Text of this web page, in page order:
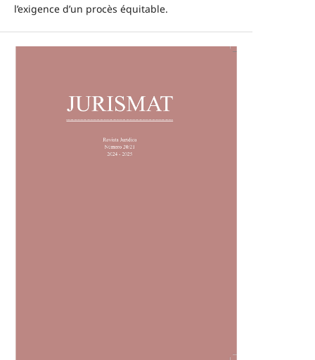
l’exigence d’un procès équitable.